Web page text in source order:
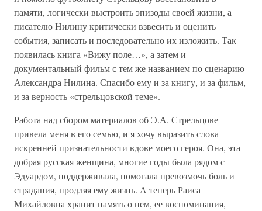
памяти, логически выстроить эпизоды своей жизни, а
писателю Нилину критически взвесить и оценить
события, записать и последовательно их изложить. Так
появилась книга «Вижу поле…», а затем и
документальный фильм с тем же названием по сценарию
Александра Нилина. Спасибо ему и за книгу, и за фильм,
и за верность «стрельцовской теме».
Работа над сбором материалов об Э.А. Стрельцове
привела меня в его семью, и я хочу выразить слова
искренней признательности вдове моего героя. Она, эта
добрая русская женщина, многие годы была рядом с
Эдуардом, поддерживала, помогала превозмочь боль и
страдания, продляя ему жизнь. А теперь Раиса
Михайловна хранит память о нем, ее воспоминания,